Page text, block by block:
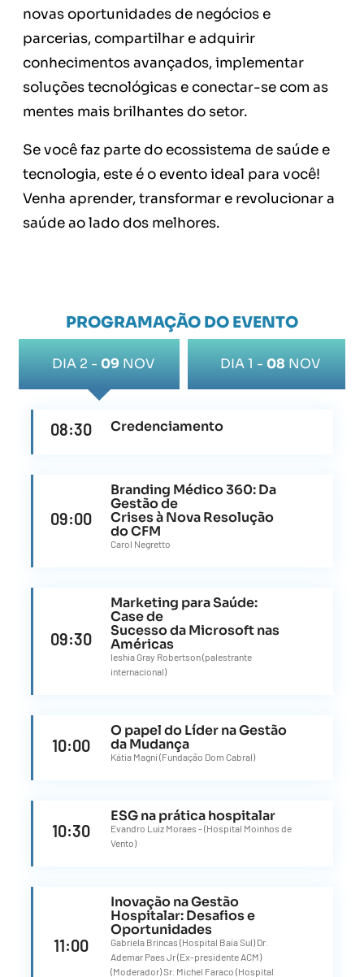
novas oportunidades de negócios e
parcerias, compartilhar e adquirir
conhecimentos avançados, implementar
soluções tecnológicas e conectar-se com as
mentes mais brilhantes do setor.
Se você faz parte do ecossistema de saúde e
tecnologia, este é o evento ideal para você!
Venha aprender, transformar e revolucionar a
saúde ao lado dos melhores.
PROGRAMAÇÃO DO EVENTO
DIA 2 - 09NOV DIA 1 - 08 NOV
08:30 Credenciamento
09:00
Branding Médico 360: Da
Gestão de
Crises à Nova Resolução
do CFM
Carol Negretto
09:30
Marketing para Saúde:
Case de
Sucesso da Microsoft nas
Américas
Ieshia Gray Robertson (palestrante
internacional)
10:00
O papel do Líder na Gestão
da Mudança
Kátia Magni (Fundação Dom Cabral)
10:30
ESG na prática hospitalar
Evandro Luiz Moraes - (Hospital Moinhos de
Vento)
11:00
Inovação na Gestão
Hospitalar: Desafios e
Oportunidades
Gabriela Brincas (Hospital Baía Sul) Dr.
Ademar Paes Jr (Ex-presidente ACM)
(Moderador) Sr. Michel Faraco (Hospital